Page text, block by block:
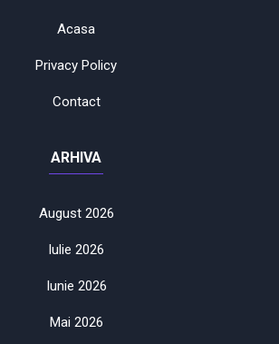
Acasa
Privacy Policy
Contact
ARHIVA
August 2026
Iulie 2026
Iunie 2026
Mai 2026